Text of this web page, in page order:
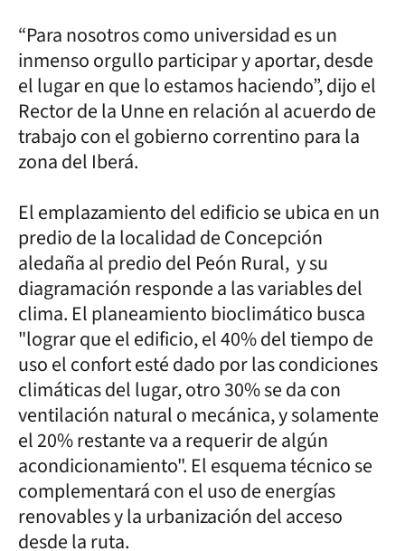
“Para nosotros como universidad es un
inmenso orgullo participar y aportar, desde
el lugar en que lo estamos haciendo”, dijo el
Rector de la Unne en relación al acuerdo de
trabajo con el gobierno correntino para la
zona del Iberá.
El emplazamiento del edificio se ubica en un
predio de la localidad de Concepción
aledaña al predio del Peón Rural, y su
diagramación responde a las variables del
clima. El planeamiento bioclimático busca
"lograr que el edificio, el 40% del tiempo de
uso el confort esté dado por las condiciones
climáticas del lugar, otro 30% se da con
ventilación natural o mecánica, y solamente
el 20% restante va a requerir de algún
acondicionamiento". El esquema técnico se
complementará con el uso de energías
renovables y la urbanización del acceso
desde la ruta.